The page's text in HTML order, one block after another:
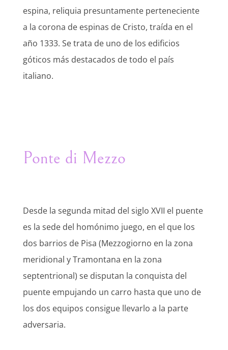
espina, reliquia presuntamente perteneciente
a la corona de espinas de Cristo, traída en el
año 1333. Se trata de uno de los edificios
góticos más destacados de todo el país
italiano.
Ponte di Mezzo
Desde la segunda mitad del siglo XVII el puente
es la sede del homónimo juego, en el que los
dos barrios de Pisa (Mezzogiorno en la zona
meridional y Tramontana en la zona
septentrional) se disputan la conquista del
puente empujando un carro hasta que uno de
los dos equipos consigue llevarlo a la parte
adversaria.